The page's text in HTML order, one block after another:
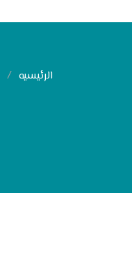
الرئيسيه